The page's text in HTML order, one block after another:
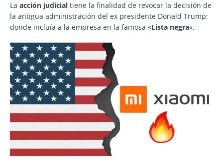
La acción judicial tiene la finalidad de revocar la decisión de
la antigua administración del ex presidente Donald Trump;
donde incluía a la empresa en la famosa «Lista negra«.